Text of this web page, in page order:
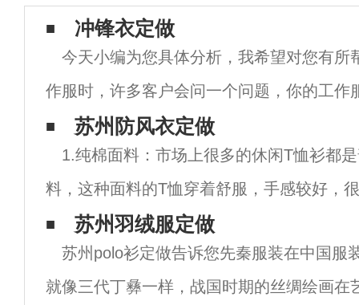
冲锋衣定做
今天小编为您具体分析，我希望对您有所
作服时，许多客户会问一个问题，你的工作
公司标志吗？这个答案是毫无疑问的，可以
也可以定制个性，可以刺绣公司标志和公司
苏州防风衣定做
1.纯棉面料：市场上很多的休闲T恤衫都
料，这种面料的T恤穿着舒服，手感较好，
着舒服，但这类T恤的挺适性较差，容易起
形。2、涤棉面料：相信很多人都知道这种t
苏州羽绒服定做
苏州polo衫定做告诉您先秦服装在中国服
就像三代丁彝一样，战国时期的丝绸绘画在